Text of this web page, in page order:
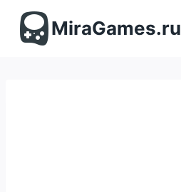
содержимомуMiraGames.ru